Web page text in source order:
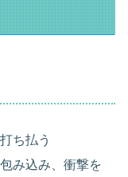
ち払う
み込み、衝撃を